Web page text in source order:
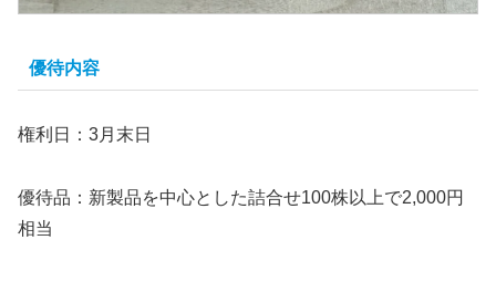
優待内容
権利日：3月末日
優待品：新製品を中心とした詰合せ100株以上で2,000円
相当